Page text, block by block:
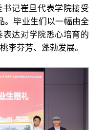
记崔旦代表学院接受
。毕业生们以一幅由全
达对学院悉心培育的
李芬芳、蓬勃发展。